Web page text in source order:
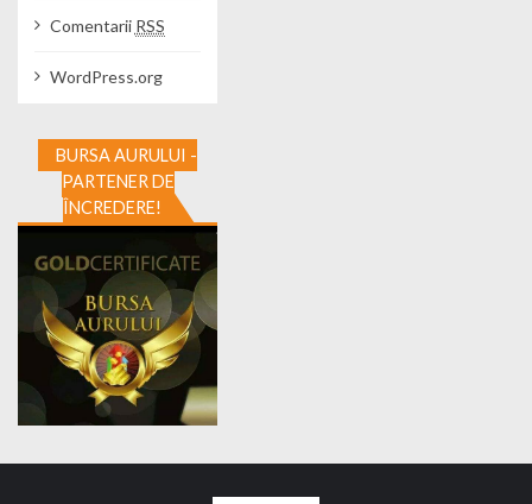
Comentarii RSS
WordPress.org
BURSA AURULUI -
PARTENER DE
ÎNCREDERE!